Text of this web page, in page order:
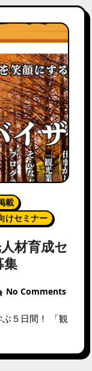
載
けセミナー
材育成セ
集
No Comments